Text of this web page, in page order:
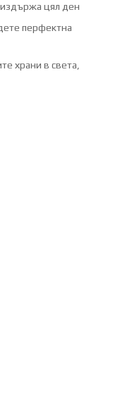
издържа цял ден
перфектна
храни в света,